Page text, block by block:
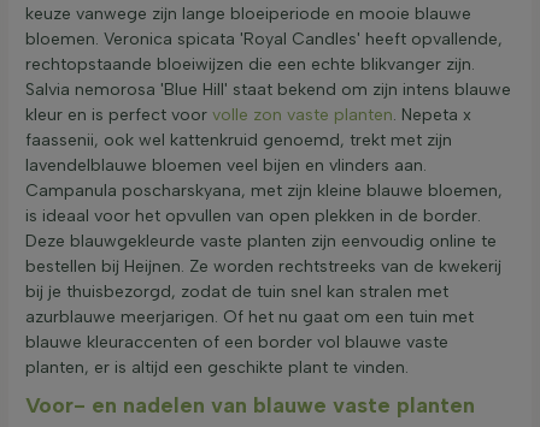
keuze vanwege zijn lange bloeiperiode en mooie blauwe
bloemen. Veronica spicata 'Royal Candles' heeft opvallende,
rechtopstaande bloeiwijzen die een echte blikvanger zijn.
Salvia nemorosa 'Blue Hill' staat bekend om zijn intens blauwe
kleur en is perfect voor volle zon vaste planten. Nepeta x
faassenii, ook wel kattenkruid genoemd, trekt met zijn
lavendelblauwe bloemen veel bijen en vlinders aan.
Campanula poscharskyana, met zijn kleine blauwe bloemen,
is ideaal voor het opvullen van open plekken in de border.
Deze blauwgekleurde vaste planten zijn eenvoudig online te
bestellen bij Heijnen. Ze worden rechtstreeks van de kwekerij
bij je thuisbezorgd, zodat de tuin snel kan stralen met
azurblauwe meerjarigen. Of het nu gaat om een tuin met
blauwe kleuraccenten of een border vol blauwe vaste
planten, er is altijd een geschikte plant te vinden.
Voor- en nadelen van blauwe vaste planten